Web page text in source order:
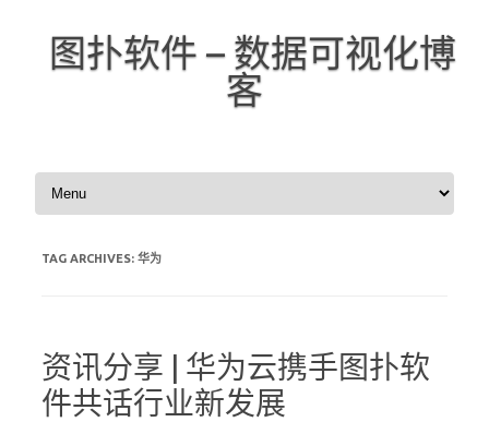
图扑软件 – 数据可视化博
客
Skip to content
TAG ARCHIVES: 华为
资讯分享 | 华为云携手图扑软
件共话行业新发展